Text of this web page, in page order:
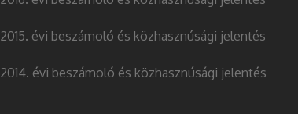
2015. évi beszámoló és közhasznúsági jelentés
2014. évi beszámoló és közhasznúsági jelentés